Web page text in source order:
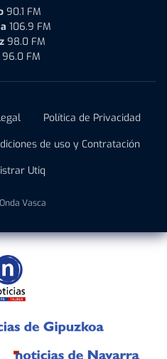
90.1 FM
106.9 FM
98.0 FM
96.0 FM
Política de Privacidad
de uso y Contratación
Utiq
Vasca